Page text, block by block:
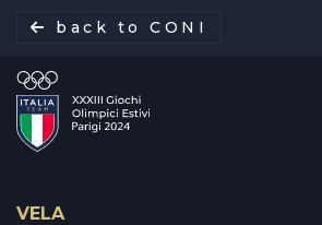
back to CONI
VELA